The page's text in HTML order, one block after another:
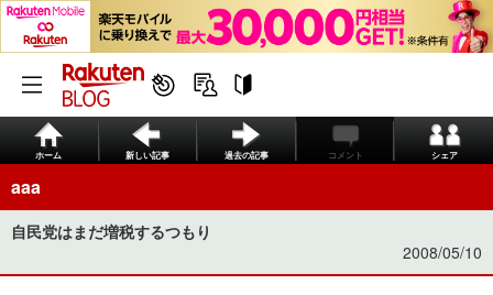
ホーム 新しい記事 過去の記事 コメント シェア
aaa
自民党はまだ増税するつもり
2008/05/10